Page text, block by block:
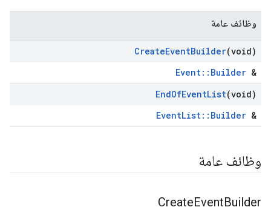
وظائف عامة
CreateEventBuilder(void)
Event::Builder &
EndOfEventList(void)
EventList::Builder &
وظائف عامة
CreateEventBuilder